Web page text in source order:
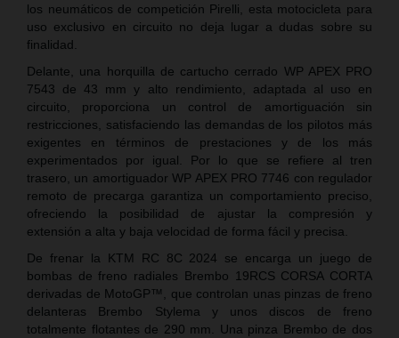
los neumáticos de competición Pirelli, esta motocicleta para
uso exclusivo en circuito no deja lugar a dudas sobre su
finalidad.
Delante, una horquilla de cartucho cerrado WP APEX PRO
7543 de 43 mm y alto rendimiento, adaptada al uso en
circuito, proporciona un control de amortiguación sin
restricciones, satisfaciendo las demandas de los pilotos más
exigentes en términos de prestaciones y de los más
experimentados por igual. Por lo que se refiere al tren
trasero, un amortiguador WP APEX PRO 7746 con regulador
remoto de precarga garantiza un comportamiento preciso,
ofreciendo la posibilidad de ajustar la compresión y
extensión a alta y baja velocidad de forma fácil y precisa.
De frenar la KTM RC 8C 2024 se encarga un juego de
bombas de freno radiales Brembo 19RCS CORSA CORTA
derivadas de MotoGP™, que controlan unas pinzas de freno
delanteras Brembo Stylema y unos discos de freno
totalmente flotantes de 290 mm. Una pinza Brembo de dos